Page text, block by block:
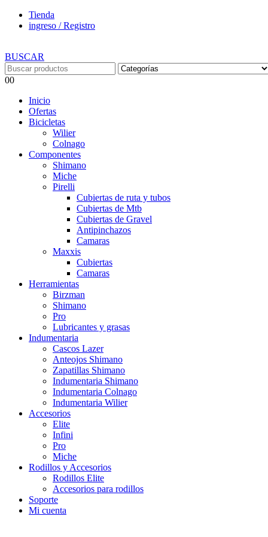
Tienda
ingreso / Registro
BUSCAR
00
Inicio
Ofertas
Bicicletas
Wilier
Colnago
Componentes
Shimano
Miche
Pirelli
Cubiertas de ruta y tubos
Cubiertas de Mtb
Cubiertas de Gravel
Antipinchazos
Camaras
Maxxis
Cubiertas
Camaras
Herramientas
Birzman
Shimano
Pro
Lubricantes y grasas
Indumentaria
Cascos Lazer
Anteojos Shimano
Zapatillas Shimano
Indumentaria Shimano
Indumentaria Colnago
Indumentaria Wilier
Accesorios
Elite
Infini
Pro
Miche
Rodillos y Accesorios
Rodillos Elite
Accesorios para rodillos
Soporte
Mi cuenta